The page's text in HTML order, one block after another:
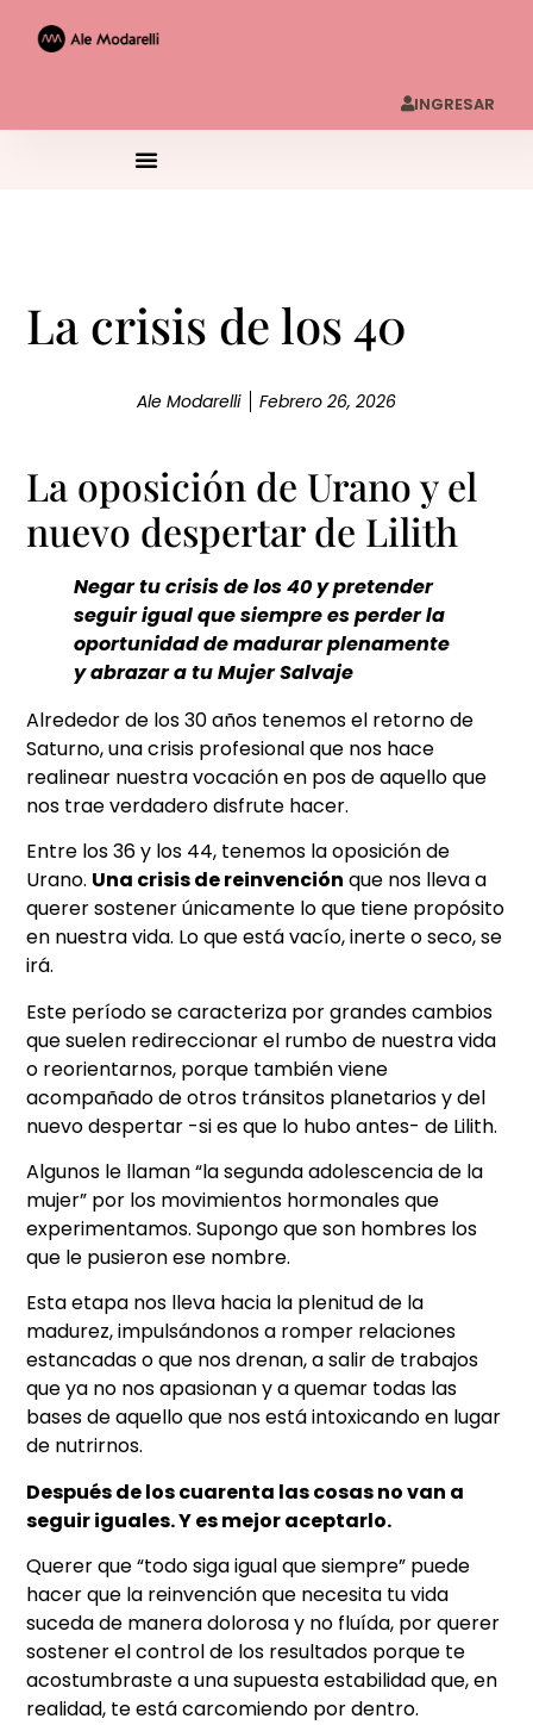
INGRESAR
La crisis de los 40
Ale Modarelli Febrero 26, 2026
La oposición de Urano y el
nuevo despertar de Lilith
Negar tu crisis de los 40 y pretender
seguir igual que siempre es perder la
oportunidad de madurar plenamente
y abrazar a tu Mujer Salvaje
Alrededor de los 30 años tenemos el retorno de
Saturno, una crisis profesional que nos hace
realinear nuestra vocación en pos de aquello que
nos trae verdadero disfrute hacer.
Entre los 36 y los 44, tenemos la oposición de
Urano. Una crisis de reinvención que nos lleva a
querer sostener únicamente lo que tiene propósito
en nuestra vida. Lo que está vacío, inerte o seco, se
irá.
Este período se caracteriza por grandes cambios
que suelen redireccionar el rumbo de nuestra vida
o reorientarnos, porque también viene
acompañado de otros tránsitos planetarios y del
nuevo despertar -si es que lo hubo antes- de Lilith.
Algunos le llaman “la segunda adolescencia de la
mujer” por los movimientos hormonales que
experimentamos. Supongo que son hombres los
que le pusieron ese nombre.
Esta etapa nos lleva hacia la plenitud de la
madurez, impulsándonos a romper relaciones
estancadas o que nos drenan, a salir de trabajos
que ya no nos apasionan y a quemar todas las
bases de aquello que nos está intoxicando en lugar
de nutrirnos.
Después de los cuarenta las cosas no van a
seguir iguales. Y es mejor aceptarlo.
Querer que “todo siga igual que siempre” puede
hacer que la reinvención que necesita tu vida
suceda de manera dolorosa y no fluída, por querer
sostener el control de los resultados porque te
acostumbraste a una supuesta estabilidad que, en
realidad, te está carcomiendo por dentro.